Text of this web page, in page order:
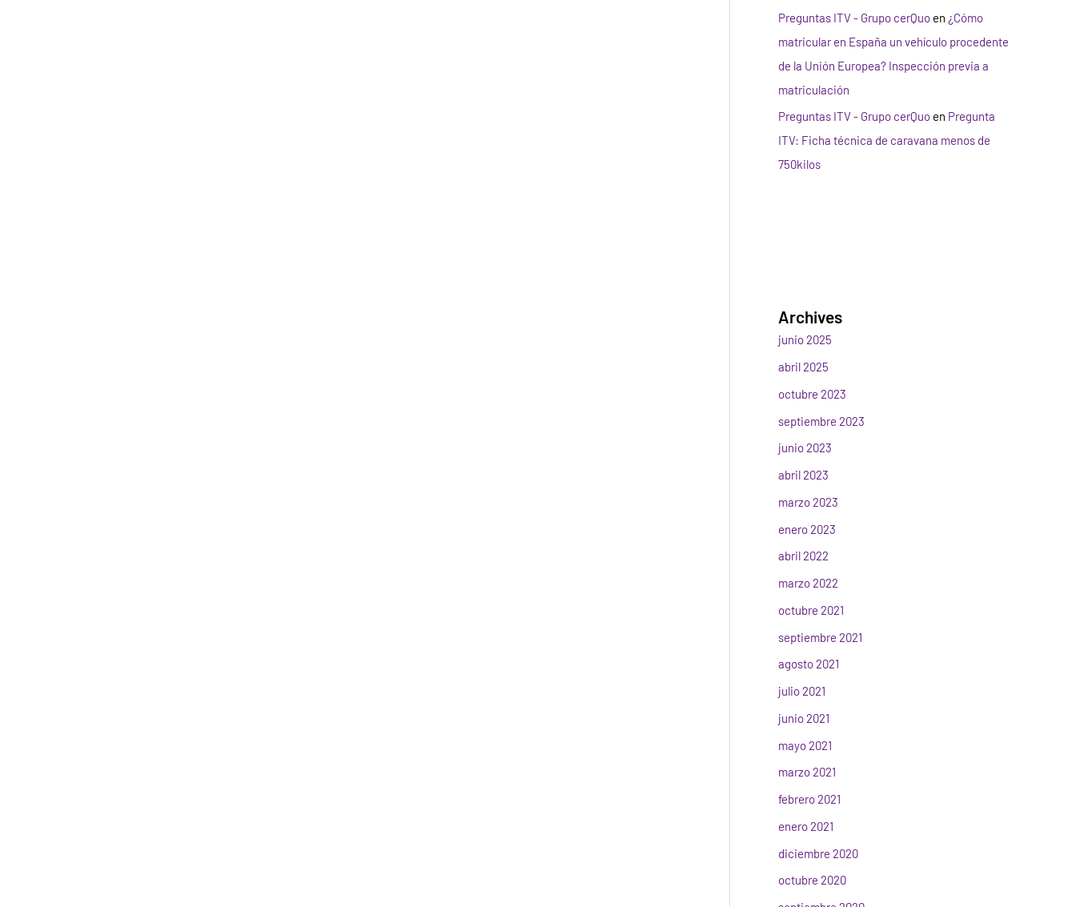
Preguntas ITV - Grupo cerQuo en ¿Cómo
matricular en España un vehículo procedente
de la Unión Europea? Inspección previa a
matriculación
Preguntas ITV - Grupo cerQuo en Pregunta
ITV: Ficha técnica de caravana menos de
750kilos
Archives
junio 2025
abril 2025
octubre 2023
septiembre 2023
junio 2023
abril 2023
marzo 2023
enero 2023
abril 2022
marzo 2022
octubre 2021
septiembre 2021
agosto 2021
julio 2021
junio 2021
mayo 2021
marzo 2021
febrero 2021
enero 2021
diciembre 2020
octubre 2020